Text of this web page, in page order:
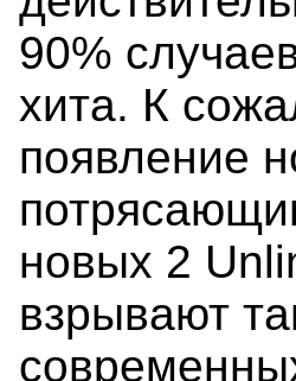
90%
хита. К
появление
новых 2
взрывают